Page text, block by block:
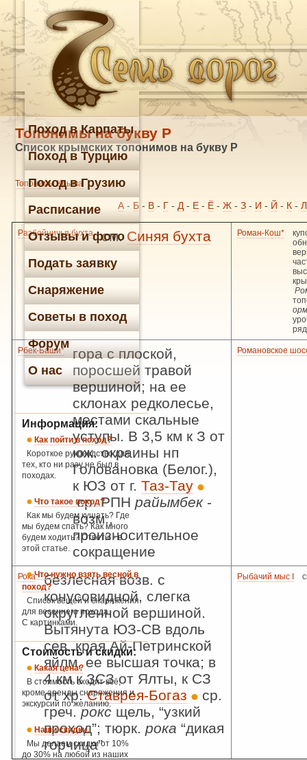
Топонимы на букву Р
Список крымских топонимов на букву Р
Топонимы Крыма
А - Б - В - Г - Д - Е - Ё - Ж - З - И - Й - К - Л
Разбойничья бухта см.Синяя бухта Роман-Кош*
Рбек-Баши*
гора с плоской,
поросшей травой
вершиной; на ее
склонах редколесье,
местами скальные
уступы. В 3,5 км к З от
юж. окраины нп
Головановка (Белог.),
к ЮЗ от г. Таз-Тау
ср. РПН райымбек-
возм.,
произносительное
сокращение
Романовское
Рока
безлесная возв. с
конусовидной, слегка
округленной вершиной.
Вытянута ЮЗ-СВ вдоль
сев. края Ай-Петринской
яйлм, ее высшая точка; в
4 км к ЗСЗ от Ялты, к СЗ
от хр.Ставрея-Богаз
ср.
греч.рокс щель, “узкий
проход”; тюрк. рока “дикая
горчица”
Рыбачий мыс I
Поход в Карпаты
Поход в Турцию
Поход в Грузию
Расписание
Отзывы и фото
Подать заявку
Снаряжение
Советы в поход
Форум
О нас
Информация:
Как пойти в поход?
Короткое руководство для
тех, кто ни разу не был в
походах.
Что такое поход?
Как мы будем кушать? Где
мы будем спать? Как много
будем ходить? Ответы - в
этой статье.
Что нужно взять весной в
поход?
Список вещей и снаряжения
для весеннего похода.
С картинками.
Стоимость и скидки:
Какая цена?
В стоимость входит всё,
кроме аренды снаряжения и
экскурсий по желанию.
Наши скидки.
Мы делаем скидки от 10%
до 30% на любой из наших